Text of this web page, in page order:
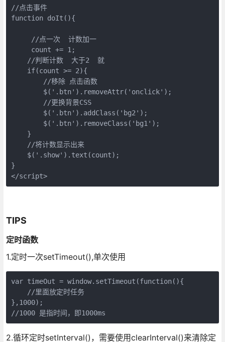
//点击事件
function doIt(){
     //点一次  计数加一
     count += 1;
    //判断计数  大于2  就
    if(count >= 2){
        //移除 点击函数
        $('.btn').removeAttr('onclick');
        //更换背景CSS
        $('.btn').addClass('bg2');
        $('.btn').removeClass('bg1');
    }
    //将计数显示出来
    $('.show').text(count);
}
</script>
TIPS
定时函数
1.定时一次setTimeout(),单次使用
var timeOut = window.setTimeout(function(){
    //里面放定时任务
},1000);
//1000 是指时间，即1000ms
2.循环定时setInterval()，需要使用clearInterval()来清除定